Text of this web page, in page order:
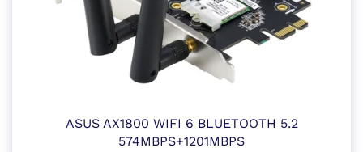
ASUS AX1800 WIFI 6 BLUETOOTH 5.2
574MBPS+1201MBPS